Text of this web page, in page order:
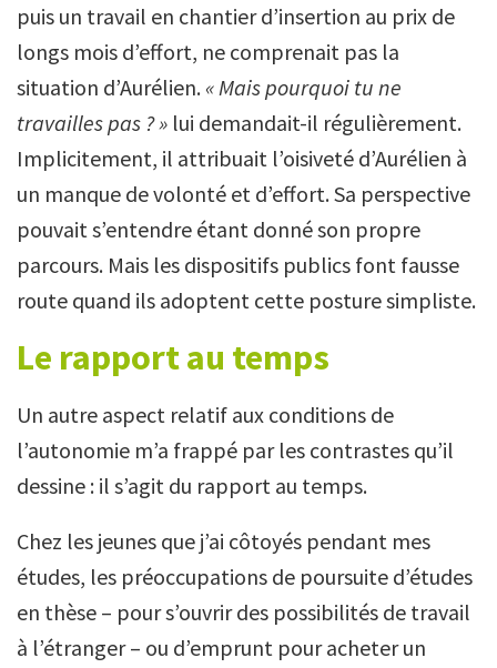
puis un travail en chantier d’insertion au prix de
longs mois d’effort, ne comprenait pas la
situation d’Aurélien. « Mais pourquoi tu ne
travailles pas ? » lui demandait-il régulièrement.
Implicitement, il attribuait l’oisiveté d’Aurélien à
un manque de volonté et d’effort. Sa perspective
pouvait s’entendre étant donné son propre
parcours. Mais les dispositifs publics font fausse
route quand ils adoptent cette posture simpliste.
Le rapport au temps
Un autre aspect relatif aux conditions de
l’autonomie m’a frappé par les contrastes qu’il
dessine : il s’agit du rapport au temps.
Chez les jeunes que j’ai côtoyés pendant mes
études, les préoccupations de poursuite d’études
en thèse – pour s’ouvrir des possibilités de travail
à l’étranger – ou d’emprunt pour acheter un